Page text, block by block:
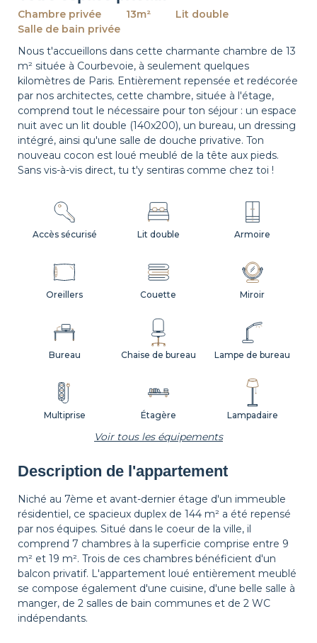
Chambre privée 13m²
Lit double
Salle de bain privée
Nous t'accueillons dans cette charmante chambre de 13
m² située à Courbevoie, à seulement quelques
kilomètres de Paris. Entièrement repensée et redécorée
par nos architectes, cette chambre, située à l'étage,
comprend tout le nécessaire pour ton séjour : un espace
nuit avec un lit double (140x200), un bureau, un dressing
intégré, ainsi qu'une salle de douche privative. Ton
nouveau cocon est loué meublé de la tête aux pieds.
Sans vis-à-vis direct, tu t'y sentiras comme chez toi !
Lampe de bureau
Corbeille à papier
Rideaux
Cintres
Multiprise
Décorations
Lampadaire
Oreillers Couette
Bureau
Armoire
Étagère
Table de chevet Lampe de chevet
Tapis de sol
Miroir
Chaise de bureau
Accès sécurisé Lit double
privative
Voir tous les équipements
Description de l'appartement
Niché au 7ème et avant-dernier étage d'un immeuble
résidentiel, ce spacieux duplex de 144 m² a été repensé
par nos équipes. Situé dans le coeur de la ville, il
comprend 7 chambres à la superficie comprise entre 9
m² et 19 m². Trois de ces chambres bénéficient d'un
balcon privatif. L'appartement loué entièrement meublé
se compose également d'une cuisine, d'une belle salle à
manger, de 2 salles de bain communes et de 2 WC
indépendants.